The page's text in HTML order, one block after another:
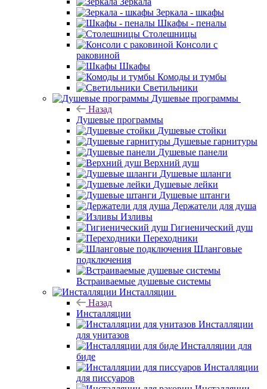
Зеркала - шкафы
Шкафы - пеналы
Столешницы
Консоли с
раковиной
Шкафы
Комоды и тумбы
Светильники
Душевые программы
Назад
Душевые программы
Душевые стойки
Душевые гарнитуры
Душевые панели
Верхний душ
Душевые шланги
Душевые лейки
Душевые штанги
Держатели для душа
Изливы
Гигиенический душ
Переходники
Шланговые
подключения
Встраиваемые душевые системы
Инсталляции
Назад
Инсталляции
Инсталляции
для унитазов
Инсталляции для
биде
Инсталляции
для писсуаров